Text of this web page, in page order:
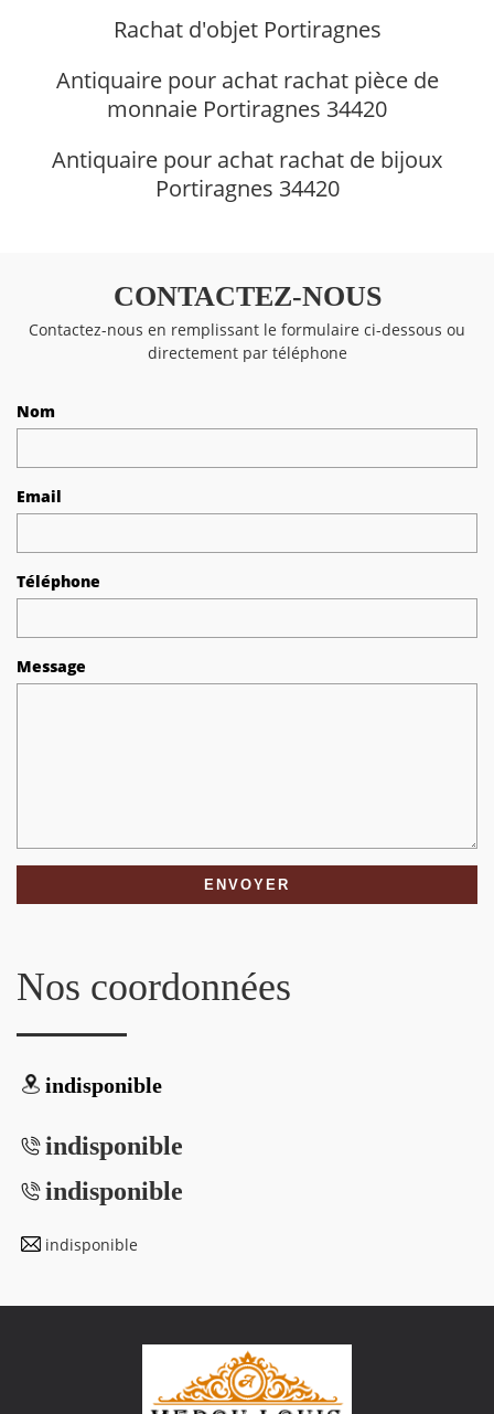
Rachat d'objet Portiragnes
Antiquaire pour achat rachat pièce de
monnaie Portiragnes 34420
Antiquaire pour achat rachat de bijoux
Portiragnes 34420
CONTACTEZ-NOUS
Contactez-nous en remplissant le formulaire ci-dessous ou
directement par téléphone
Nom
Email
Téléphone
Message
Nos coordonnées
indisponible
indisponible
indisponible
indisponible